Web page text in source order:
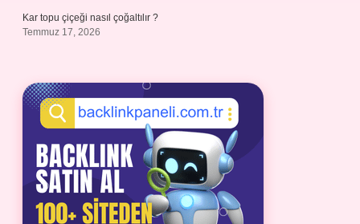
Kar topu çiçeği nasıl çoğaltılır ?
Temmuz 17, 2026